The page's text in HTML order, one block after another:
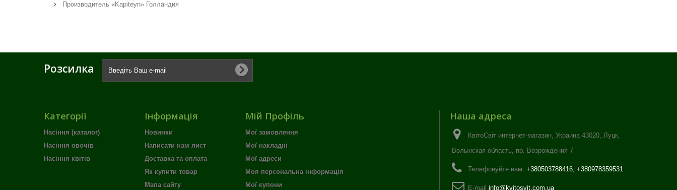
Производитель «Kapiteyn» Голландия
Розсилка
Категорії
Насіння (каталог)
Насіння овочів
Насіння квітів
Інформація
Новинки
Написати нам лист
Доставка та оплата
Як купити товар
Мапа сайту
Мій Профіль
Мої замовлення
Мої накладні
Мої адреси
Моя персональна інформація
Мої купони
Наша адреса
КвітоСвіт интернет-магазин, Украина 43020, Луцк,
Волынская область, пр. Возрождения 7
Телефонуйте нам: +380503788416, +380978359531
E-maіl info@kvitosvit.com.ua